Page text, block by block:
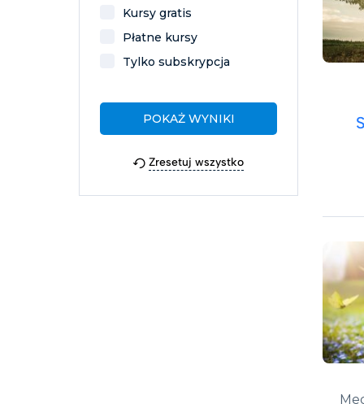
Kursy gratis
Płatne kursy
Tylko subskrypcja
Zresetuj wszystko